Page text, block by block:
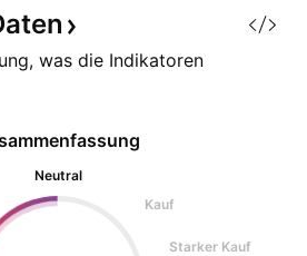
was die Indikatoren
Neutral
Kauf
Starker Kauf